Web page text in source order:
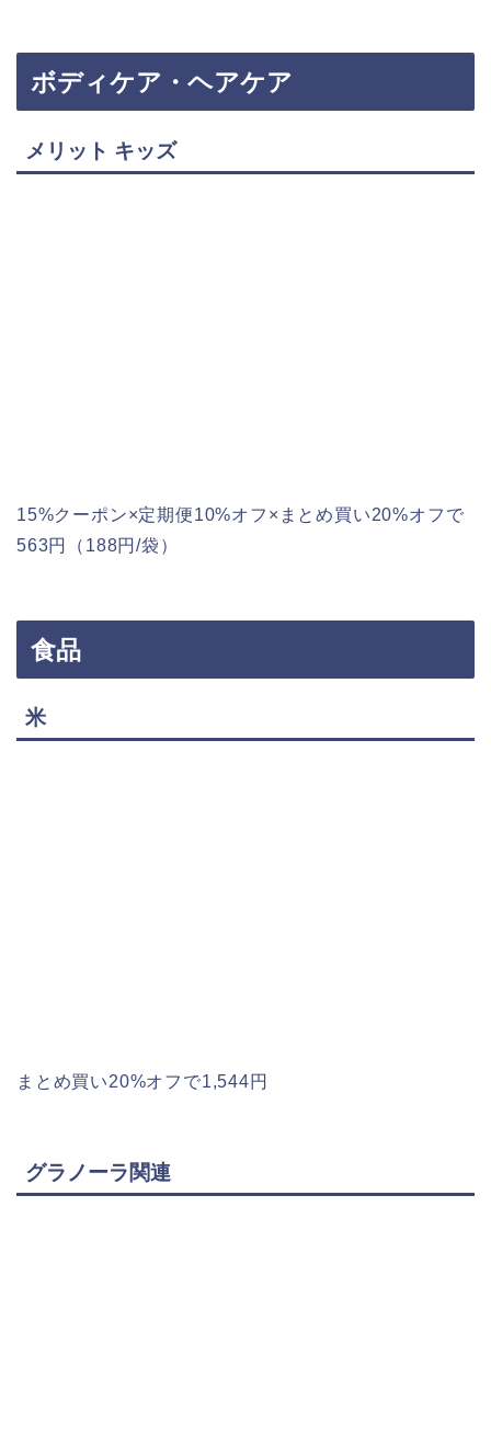
ボディケア・ヘアケア
メリット キッズ
15%クーポン×定期便10%オフ×まとめ買い20%オフで
563円（188円/袋）
食品
米
まとめ買い20%オフで1,544円
グラノーラ関連